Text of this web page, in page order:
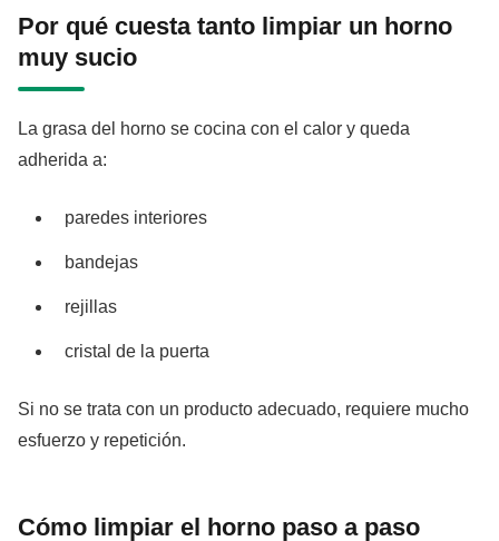
Por qué cuesta tanto limpiar un horno
muy sucio
La grasa del horno se cocina con el calor y queda
adherida a:
paredes interiores
bandejas
rejillas
cristal de la puerta
Si no se trata con un producto adecuado, requiere mucho
esfuerzo y repetición.
Cómo limpiar el horno paso a paso